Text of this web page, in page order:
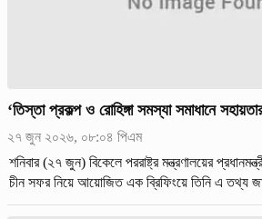
‘তিস্তা প্রকল্প ও রোহিঙ্গা সমস্যা সমাধানে
২৭ জুন ২০২৬, ০৮:০৪ পিএম
শনিবার (২৭ জুন) বিকেলে পররাষ্ট্র মন্ত্রণালয়ের
চীন সফর নিয়ে আয়োজিত এক ব্রিফিংয়ে তিনি এ তথ্য